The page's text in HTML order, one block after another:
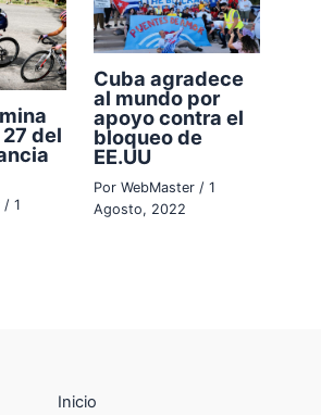
del
/1
Cuba agradece
al mundo por
apoyo contra el
bloqueo de
EE.UU
Por WebMaster / 1
Agosto, 2022
Inicio